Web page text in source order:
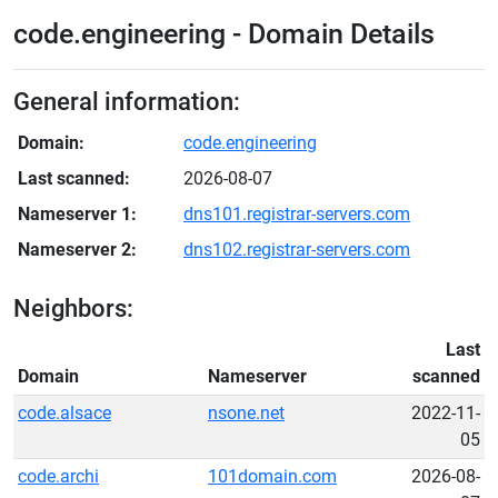
code.engineering - Domain Details
General information:
Domain:
code.engineering
Last scanned:
2026-08-07
Nameserver 1:
dns101.registrar-servers.com
Nameserver 2:
dns102.registrar-servers.com
Neighbors:
Domain Nameserver
Last
scanned
code.alsace
nsone.net
2022-11-
05
code.archi
101domain.com
2026-08-